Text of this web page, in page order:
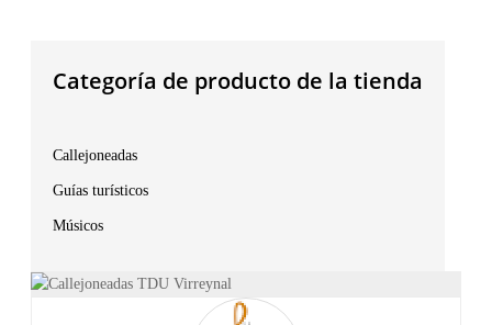
Categoría de producto de la tienda
Callejoneadas
Guías turísticos
Músicos